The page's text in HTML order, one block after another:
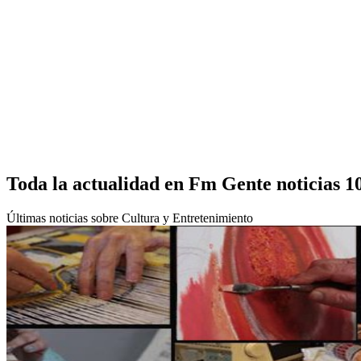
Toda la actualidad en Fm Gente noticias
Últimas noticias sobre Cultura y Entretenimiento